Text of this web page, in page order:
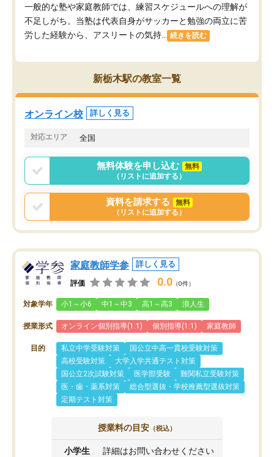
一般的な塾や家庭教師では、練習スケジュールへの理解が
不足しがち。当塾は代表自身がサッカーと勉強の両立に苦
労した経験から、アスリートの気持...
続きを読む
新栃木駅の教室一覧
オンライン校 詳しく見る
対応エリア 全国
無料体験を申し込む
無料
（リストに追加する）
資料を請求する
無料
（リストに追加する）
家庭教師学参 詳しく見る
評価 0.0 （0件）
対象学年 小1～小6 中1～中3 高1～高3 浪人生
授業形式 オンライン個別指導(1:1) 個別指導(1:1) 家庭教師
目的 私立中学受験対策
国公立中高一貫校受験対策
高校受験対策
大学入学共通テスト対策
国公立2次試験対策
医学部受験
難関私立受験対策
医・歯・薬系対策
総合型選抜・学校推薦型選抜対策
定期テスト対策
授業料の目安 （税込）
小学生 詳細はお問い合わせください